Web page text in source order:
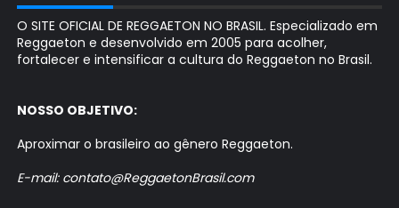
O SITE OFICIAL DE REGGAETON NO BRASIL. Especializado em
Reggaeton e desenvolvido em 2005 para acolher,
fortalecer e intensificar a cultura do Reggaeton no Brasil.
NOSSO OBJETIVO:
Aproximar o brasileiro ao gênero Reggaeton.
E-mail: contato@ReggaetonBrasil.com